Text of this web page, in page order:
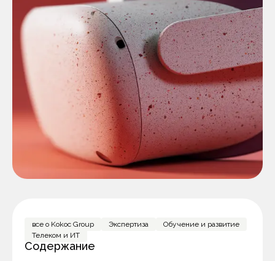
все о Kokoc Group Экспертиза
Обучение и развитие
Телеком и ИТ
Содержание